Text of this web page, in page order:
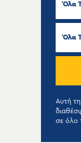
Όλα
Όλα
Αυτή τη
σε όλο